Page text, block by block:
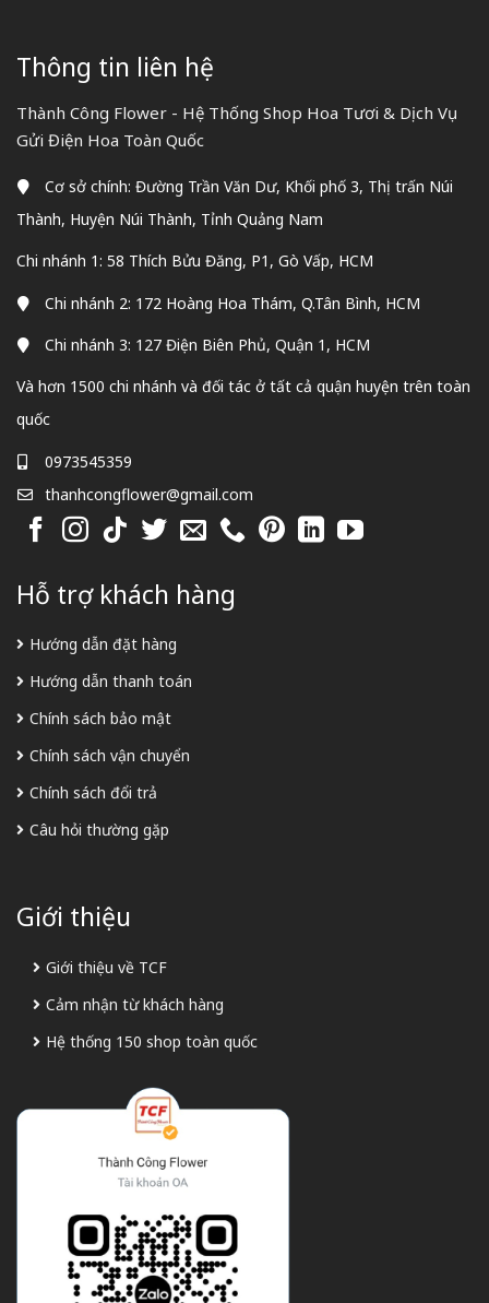
Thông tin liên hệ
Thành Công Flower - Hệ Thống Shop Hoa Tươi & Dịch Vụ
Gửi Điện Hoa Toàn Quốc
Cơ sở chính: Đường Trần Văn Dư, Khối phố 3, Thị trấn Núi
Thành, Huyện Núi Thành, Tỉnh Quảng Nam
Chi nhánh 1: 58 Thích Bửu Đăng, P1, Gò Vấp, HCM
Chi nhánh 2: 172 Hoàng Hoa Thám, Q.Tân Bình, HCM
Chi nhánh 3: 127 Điện Biên Phủ, Quận 1, HCM
Và hơn 1500 chi nhánh và đối tác ở tất cả quận huyện trên toàn
quốc
0973545359
thanhcongflower@gmail.com
Hỗ trợ khách hàng
Hướng dẫn đặt hàng
Hướng dẫn thanh toán
Chính sách bảo mật
Chính sách vận chuyển
Chính sách đổi trả
Câu hỏi thường gặp
Giới thiệu
Giới thiệu về TCF
Cảm nhận từ khách hàng
Hệ thống 150 shop toàn quốc